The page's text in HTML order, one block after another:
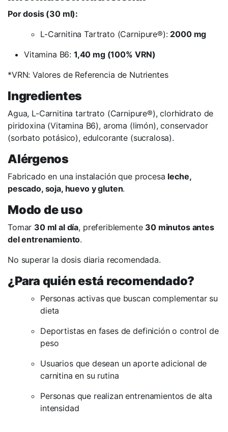
Por dosis (30 ml):
L-Carnitina Tartrato (Carnipure®): 2000 mg
Vitamina B6: 1,40 mg (100% VRN)
*VRN: Valores de Referencia de Nutrientes
Ingredientes
Agua, L-Carnitina tartrato (Carnipure®), clorhidrato de
piridoxina (Vitamina B6), aroma (limón), conservador
(sorbato potásico), edulcorante (sucralosa).
Alérgenos
Fabricado en una instalación que procesa leche,
pescado, soja, huevo y gluten.
Modo de uso
Tomar 30 ml al día, preferiblemente 30 minutos antes
del entrenamiento.
No superar la dosis diaria recomendada.
¿Para quién está recomendado?
Personas activas que buscan complementar su
dieta
Deportistas en fases de definición o control de
peso
Usuarios que desean un aporte adicional de
carnitina en su rutina
Personas que realizan entrenamientos de alta
intensidad